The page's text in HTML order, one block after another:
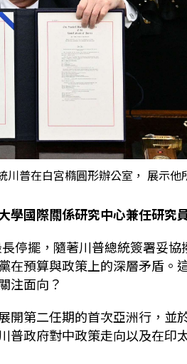
川普在白宮橢圓形辦公室， 展示他
學國際關係研究中心兼任研究
停擺，隨著川普總統簽署妥協
在預算與政策上的深層矛盾
注面向？
開第二任期的首次亞洲行，並
普政府對中政策走向以及在印